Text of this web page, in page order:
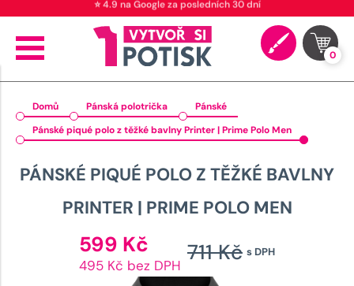
⭐ 4.9 na Google za posledních 30 dní
0
Domů Pánská polotrička
Pánské
Pánské piqué polo z těžké bavlny Printer | Prime Polo Men
PÁNSKÉ PIQUÉ POLO Z TĚŽKÉ BAVLNY
PRINTER | PRIME POLO MEN
s DPH
711Kč
599 Kč cena
je:
495 Kč bez DPH